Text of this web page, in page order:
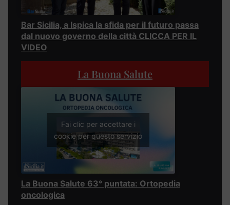
Bar Sicilia, a Ispica la sfida per il futuro passa
dal nuovo governo della città CLICCA PER IL
VIDEO
La Buona Salute
Fai clic per accettare i
cookie per questo servizio
La Buona Salute 63° puntata: Ortopedia
oncologica